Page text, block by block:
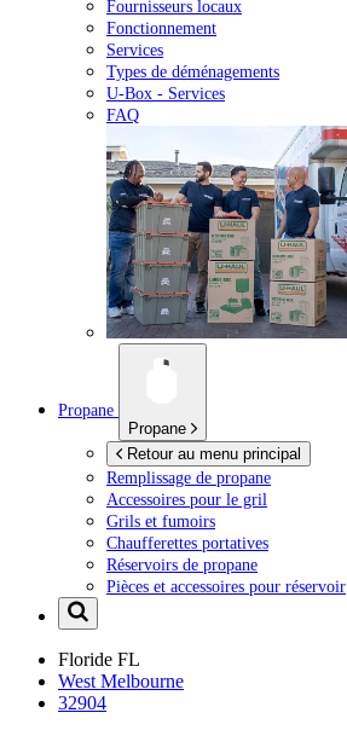
Fournisseurs locaux
Fonctionnement
Services
Types de déménagements
U-Box - Services
FAQ
Propane
Propane
Retour au menu principal
Remplissage de propane
Accessoires pour le gril
Grils et fumoirs
Chaufferettes portatives
Réservoirs de propane
Pièces et accessoires pour réservoir
Floride FL
West Melbourne
32904